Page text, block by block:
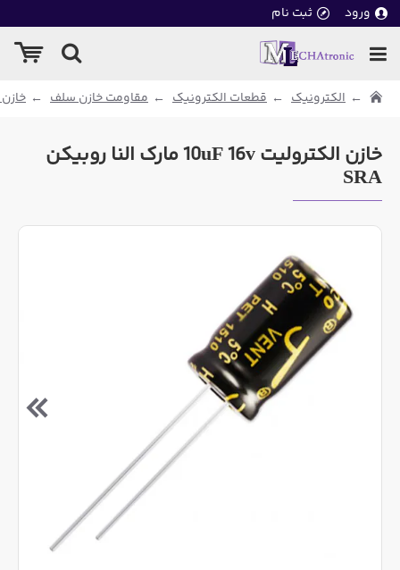
ورود ثبت نام
الکترونیک قطعات الکترونیک مقاومت خازن سلف
خازن الکترولیت 10uF 16v مارک النا روبیکن
SRA